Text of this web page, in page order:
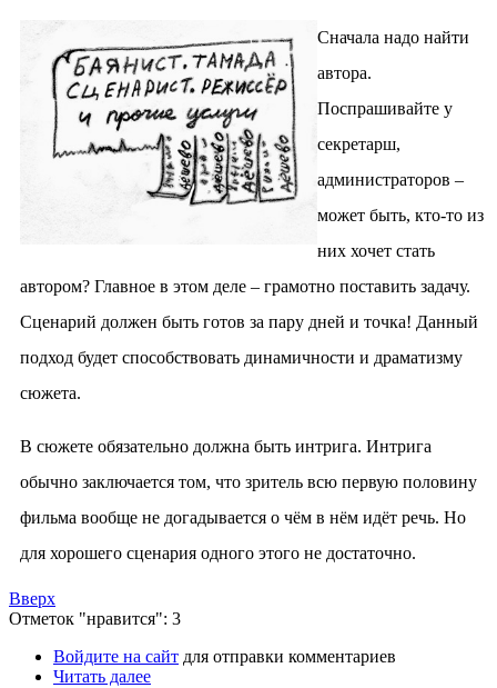
Сначала надо найти
автора.
Поспрашивайте у
секретарш,
администраторов –
может быть, кто-то из
них хочет стать
автором? Главное в этом деле – грамотно поставить задачу.
Сценарий должен быть готов за пару дней и точка! Данный
подход будет способствовать динамичности и драматизму
сюжета.
В сюжете обязательно должна быть интрига. Интрига
обычно заключается том, что зритель всю первую половину
фильма вообще не догадывается о чём в нём идёт речь. Но
для хорошего сценария одного этого не достаточно.
Вверх
Отметок "нравится": 3
Войдите на сайт для отправки комментариев
Читать далее